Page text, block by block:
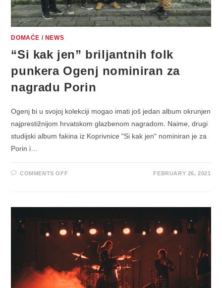
DOMAĆE / NEWS
“Si kak jen” briljantnih folk
punkera Ogenj nominiran za
nagradu Porin
Ogenj bi u svojoj kolekciji mogao imati još jedan album okrunjen
najprestižnijom hrvatskom glazbenom nagradom. Naime, drugi
studijski album fakina iz Koprivnice "Si kak jen" nominiran je za
Porin i…
COMMENTS OFFON
NOMINIRAN
ZA
NAGRADU
PORIN
FEBRUARY 26, 2021